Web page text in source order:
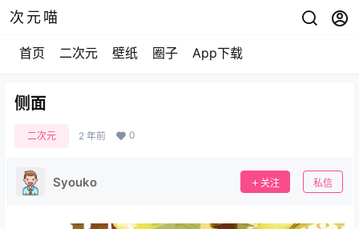
次元喵
首页 二次元 壁纸 圈子 App下载
侧面
二次元 2 年前 0
Syouko 关注 私信